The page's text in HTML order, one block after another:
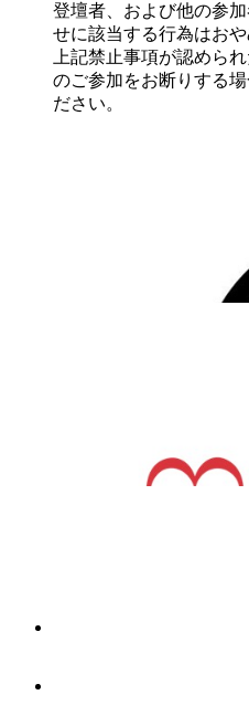
登壇者、および他の参
せに該当する行為はおや
上記禁止事項が認めら
のご参加をお断りする
ださい。